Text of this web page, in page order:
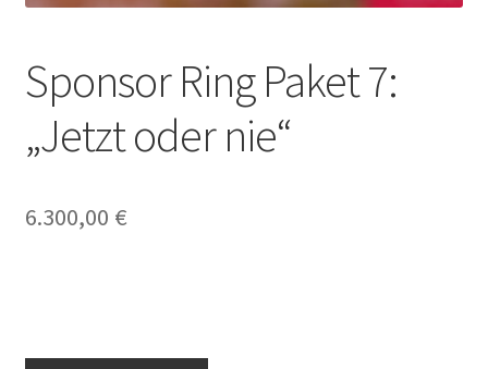
OWL-Webshop | Für Unternehmen
Shop
Warenkorb
Sponsor Ring Paket 7:
„Jetzt oder nie“
6.300,00 €